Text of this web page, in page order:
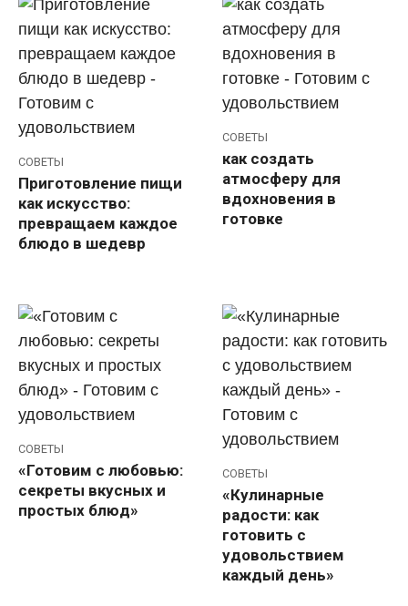
СОВЕТЫ
Приготовление пищи
как искусство:
превращаем каждое
блюдо в шедевр
СОВЕТЫ
как создать
атмосферу для
вдохновения в
готовке
СОВЕТЫ
«Готовим с любовью:
секреты вкусных и
простых блюд»
СОВЕТЫ
«Кулинарные
радости: как
готовить с
удовольствием
каждый день»